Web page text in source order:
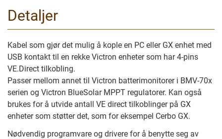
Detaljer
Kabel som gjør det mulig å kople en PC eller GX enhet med
USB kontakt til en rekke Victron enheter som har 4-pins
VE.Direct tilkobling.
Passer mellom annet til Victron batterimonitorer i BMV-70x
serien og Victron BlueSolar MPPT regulatorer. Kan også
brukes for å utvide antall VE direct tilkoblinger på GX
enheter som støtter det, som for eksempel Cerbo GX.
Nødvendig programvare og drivere for å benytte seg av